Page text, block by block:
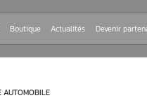
À propos de nous Boutique